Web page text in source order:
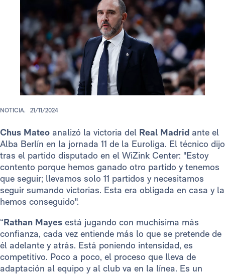
NOTICIA. 21/11/2024
Chus Mateo analizó la victoria del Real Madrid ante el
Alba Berlín en la jornada 11 de la Euroliga. El técnico dijo
tras el partido disputado en el WiZink Center: "Estoy
contento porque hemos ganado otro partido y tenemos
que seguir; llevamos solo 11 partidos y necesitamos
seguir sumando victorias. Esta era obligada en casa y la
hemos conseguido".
“Rathan Mayes está jugando con muchísima más
confianza, cada vez entiende más lo que se pretende de
él adelante y atrás. Está poniendo intensidad, es
competitivo. Poco a poco, el proceso que lleva de
adaptación al equipo y al club va en la línea. Es un